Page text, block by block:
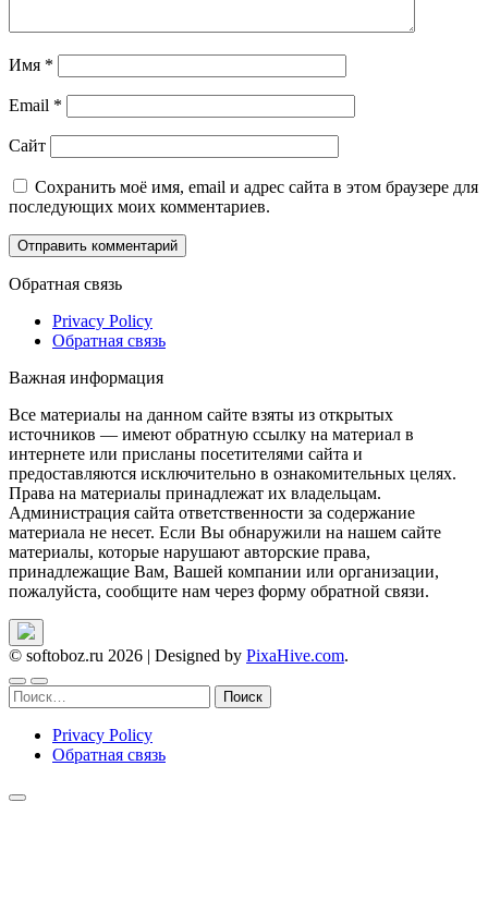
Имя *
Email *
Сайт
Сохранить моё имя, email и адрес сайта в этом браузере для
последующих моих комментариев.
Обратная связь
Privacy Policy
Обратная связь
Важная информация
Все материалы на данном сайте взяты из открытых
источников — имеют обратную ссылку на материал в
интернете или присланы посетителями сайта и
предоставляются исключительно в ознакомительных целях.
Права на материалы принадлежат их владельцам.
Администрация сайта ответственности за содержание
материала не несет. Если Вы обнаружили на нашем сайте
материалы, которые нарушают авторские права,
принадлежащие Вам, Вашей компании или организации,
пожалуйста, сообщите нам через форму обратной связи.
© softoboz.ru 2026 | Designed by PixaHive.com.
Найти:
Privacy Policy
Обратная связь